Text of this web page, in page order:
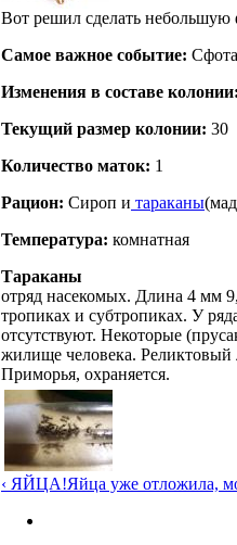
Вот решил сделать небольшую
Самое важное событие:
Изменения в составе
Текущий размер кoлонии: 30
Количество маток: 1
Рацион: Сироп и тараканы
Температура: комнатная
Тараканы
отряд насекомых. Длина 4 мм
тропиках и субтропиках. У
отсутствуют. Некоторые
жилище человека.
Приморья, охраняется.
‹ ЯЙЦА!Яйца уже отложила,